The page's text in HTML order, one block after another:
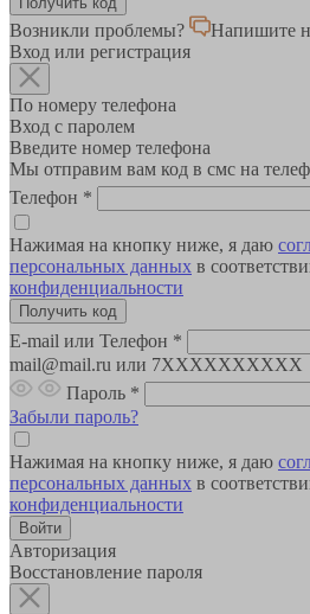
Возникли проблемы?
Напишите
Вход или регистрация
По номеру телефона
Вход с паролем
Введите номер телефона
Мы отправим вам код в смс на
Телефон *
Нажимая на кнопку ниже, я даю
персональных данных в
конфиденциальности
E-mail или Телефон *
mail@mail.ru или 7XXXXXXXXXX
Пароль *
Забыли пароль?
Нажимая на кнопку ниже, я даю
персональных данных в
конфиденциальности
Авторизация
Восстановление пароля